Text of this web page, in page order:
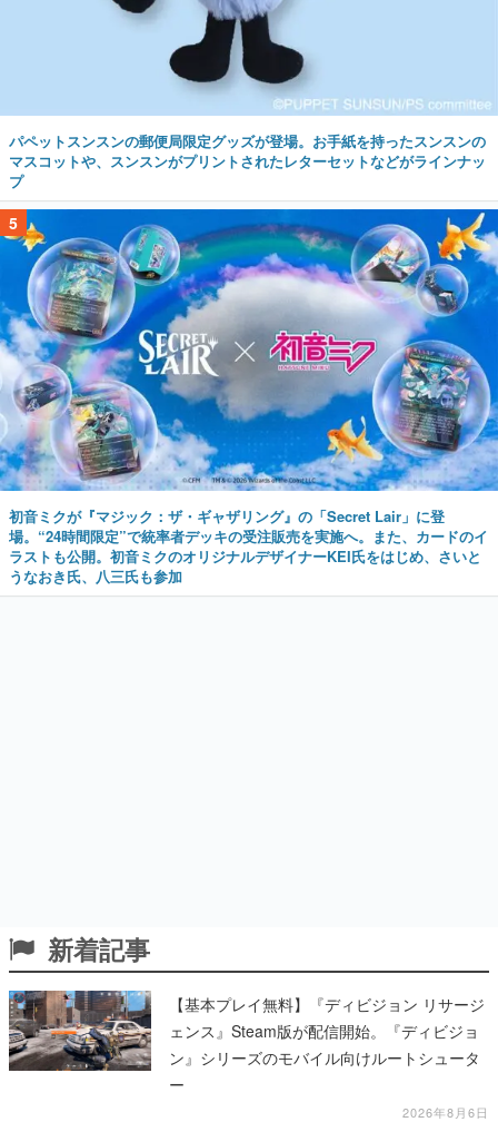
パペットスンスンの郵便局限定グッズが登場。お手紙を持ったスンスンの
マスコットや、スンスンがプリントされたレターセットなどがラインナッ
プ
5
初音ミクが『マジック：ザ・ギャザリング』の「Secret Lair」に登
場。“24時間限定”で統率者デッキの受注販売を実施へ。また、カードのイ
ラストも公開。初音ミクのオリジナルデザイナーKEI氏をはじめ、さいと
うなおき氏、八三氏も参加
新着記事
【基本プレイ無料】『ディビジョン リサージ
ェンス』Steam版が配信開始。『ディビジョ
ン』シリーズのモバイル向けルートシュータ
ー
2026年8月6日